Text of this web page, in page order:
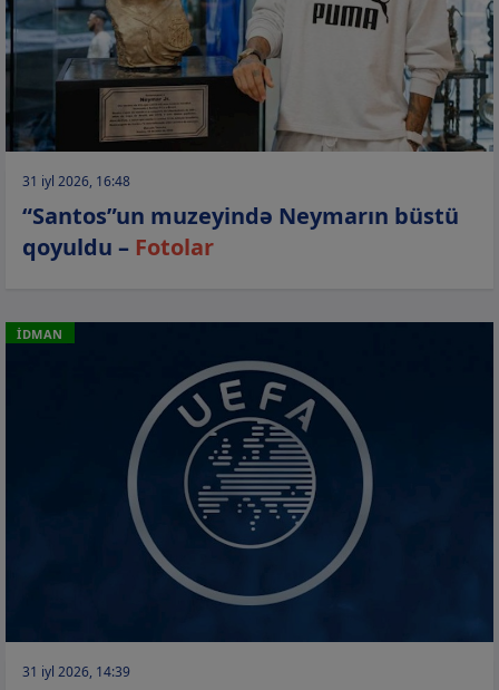
31 iyl 2026, 16:48
“Santos”un muzeyində Neymarın büstü
qoyuldu – Fotolar
İDMAN
31 iyl 2026, 14:39